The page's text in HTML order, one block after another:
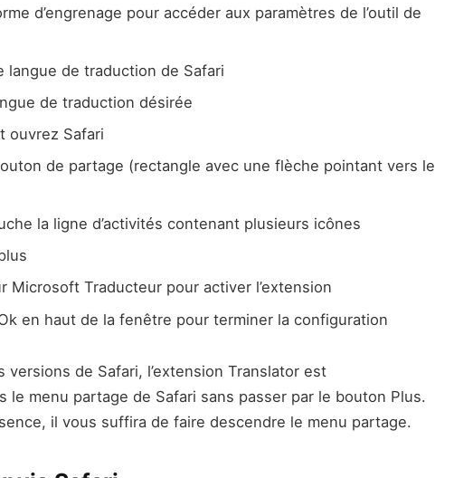
d’engrenage pour accéder aux paramètres de l’outil de
langue de traduction de Safari
de traduction désirée
ouvrez Safari
de partage (rectangle avec une flèche pointant vers le
la ligne d’activités contenant plusieurs icônes
Microsoft Traducteur pour activer l’extension
en haut de la fenêtre pour terminer la configuration
de Safari, l’extension Translator est
le menu partage de Safari sans passer par le bouton Plus.
il vous suffira de faire descendre le menu partage.